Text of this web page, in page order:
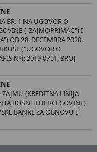
BR. 1 NA UGOVOR O
("ZAJMOPRIMAC") I
OD 28. DECEMBRA 2020.
("UGOVOR O
Nº): 2019-0751; BROJ
(KREDITNA LINIJA
BOSNE I HERCEGOVINE)
BANKE ZA OBNOVU I